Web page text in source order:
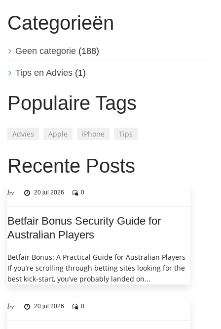
Categorieën
Geen categorie (188)
Tips en Advies (1)
Populaire Tags
Advies Apple iPhone Tips
Recente Posts
by 20 jul 2026 0
Betfair Bonus Security Guide for
Australian Players
Betfair Bonus: A Practical Guide for Australian Players
If you’re scrolling through betting sites looking for the
best kick‑start, you’ve probably landed on...
by 20 jul 2026 0